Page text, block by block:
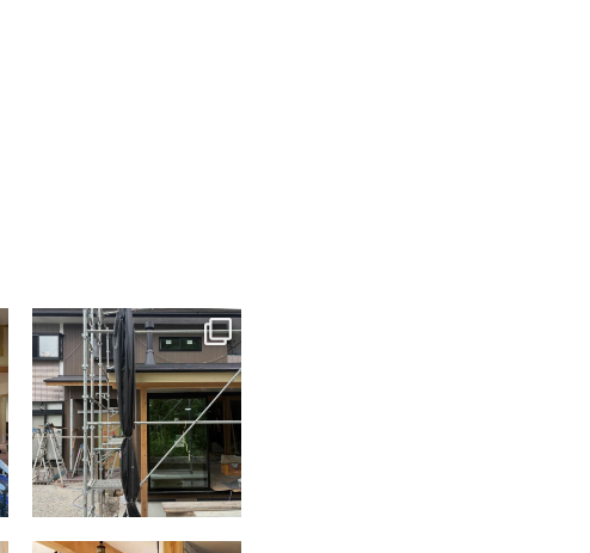
tomohouseinc
6月 3